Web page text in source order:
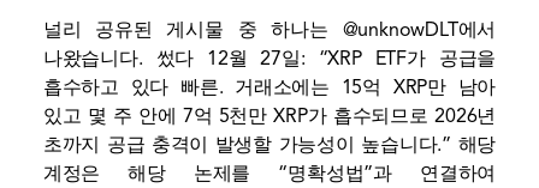
널리 공유된 게시물 중 하나는 @unknowDLT에서
나왔습니다. 썼다 12월 27일: “XRP ETF가 공급을
흡수하고 있다 빠른. 거래소에는 15억 XRP만 남아
있고 몇 주 안에 7억 5천만 XRP가 흡수되므로 2026년
초까지 공급 충격이 발생할 가능성이 높습니다.” 해당
계정은 해당 논제를 “명확성법”과 연결하여